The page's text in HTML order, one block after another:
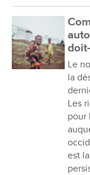
Le
la
Les
pour
est